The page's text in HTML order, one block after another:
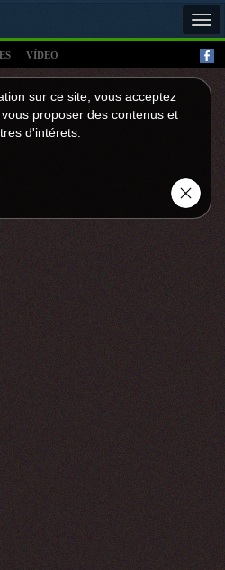
VÍDEO
sur ce site, vous acceptez
proposer des contenus et
d'intérets.